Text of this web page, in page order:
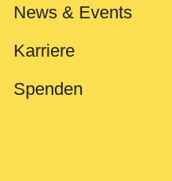
News & Events
Karriere
Spenden